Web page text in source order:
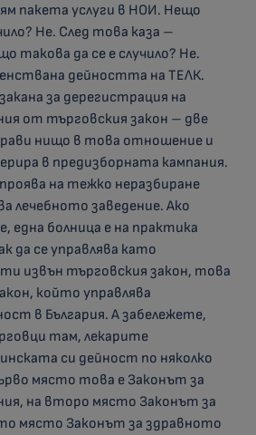
пакета услуги в НОИ. Нещо
Не. След това каза –
такова да се е случило? Не.
дейността на ТЕЛК.
за дерегистрация на
от търговския закон – две
нищо в това отношение и
в предизборната кампания.
на тежко неразбиране
лечебното заведение. Ако
една болница е на практика
да се управлява като
извън търговския закон, това
който управлява
в България. А забележете,
там, лекарите
си дейност по няколко
място това е Законът за
на второ място Законът за
място Законът за здравното